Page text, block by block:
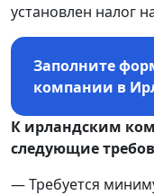
установлен налог
Заполните
компании в
К ирландским
следующие
— Требуется